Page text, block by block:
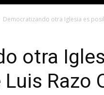
Democratizando otra Iglesia es
otra
Razo